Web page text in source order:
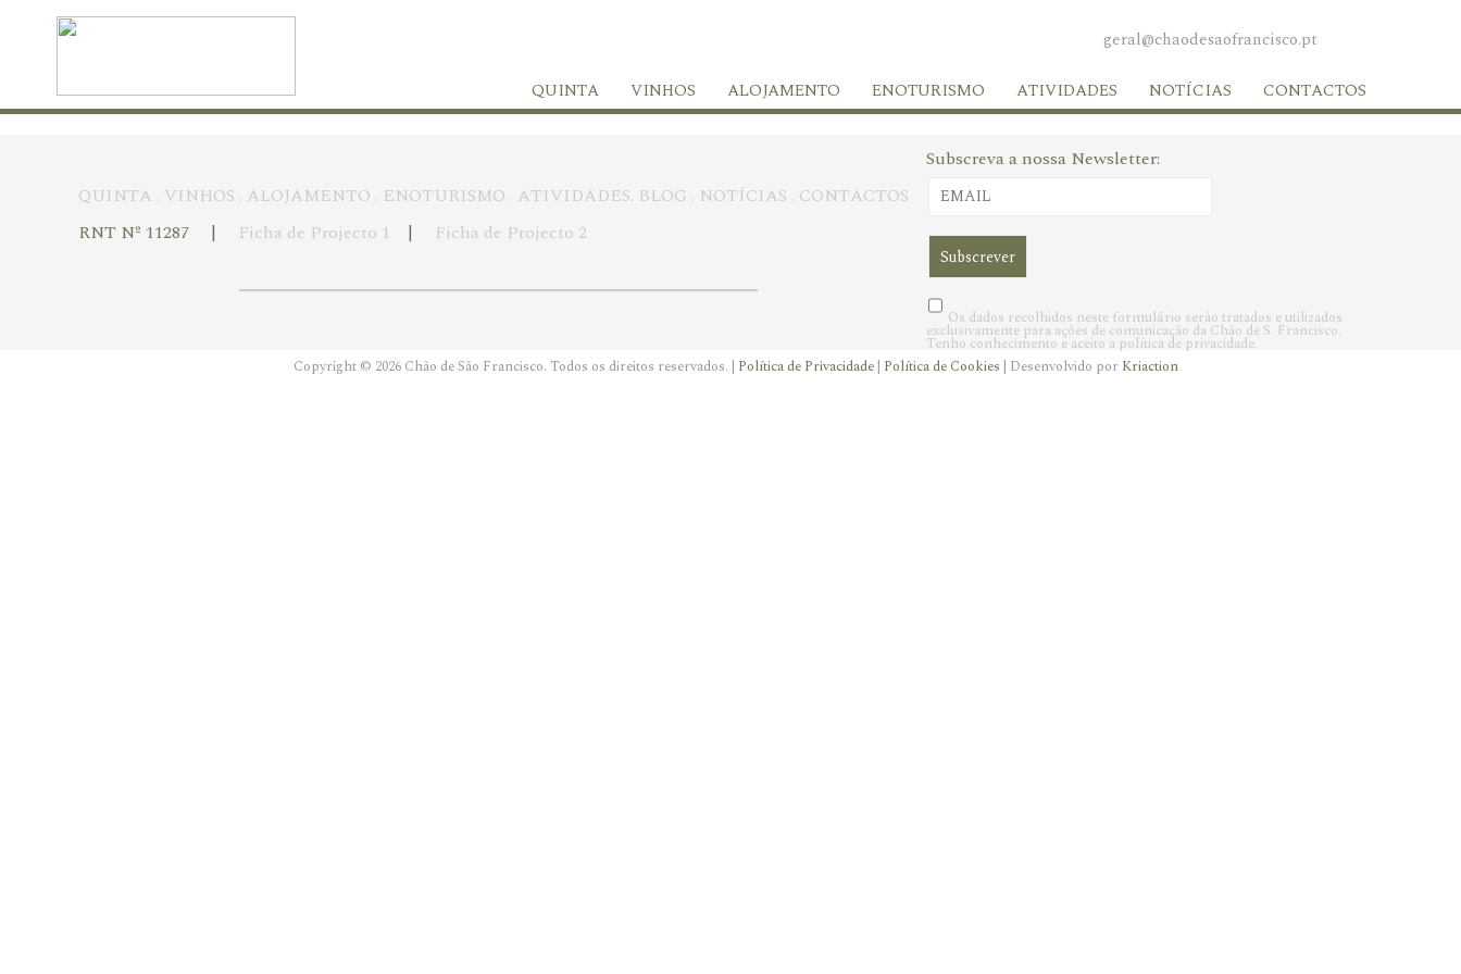
geral@chaodesaofrancisco.pt
QUINTA VINHOS ALOJAMENTO ENOTURISMO ATIVIDADES NOTÍCIAS CONTACTOS
QUINTA . VINHOS . ALOJAMENTO . ENOTURISMO . ATIVIDADES. BLOG . NOTÍCIAS . CONTACTOS
RNT Nº 11287 | Ficha de Projecto 1 | Ficha de Projecto 2
Subscreva a nossa Newsletter:
Os dados recolhidos neste formulário serão tratados e utilizados
exclusivamente para ações de comunicação da Chão de S. Francisco.
Tenho conhecimento e aceito a política de privacidade.
Copyright © 2026 Chão de São Francisco. Todos os direitos reservados. | Política de Privacidade | Política de Cookies | Desenvolvido por Kriaction